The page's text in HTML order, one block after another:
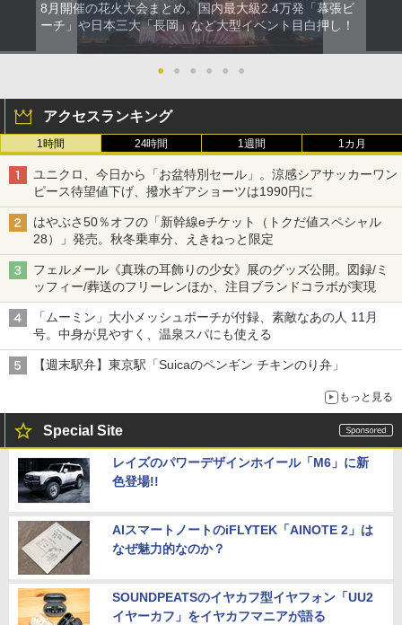
8月開催の花火大会まとめ。国内最大級2.4万発「幕張ビ
ーチ」や日本三大「長岡」など大型イベント目白押し！
● ● ● ● ● ●
アクセスランキング
1時間 24時間 1週間 1カ月
ユニクロ、今日から「お盆特別セール」。涼感シアサッカーワン
ピース待望値下げ、撥水ギアショーツは1990円に
はやぶさ50％オフの「新幹線eチケット（トクだ値スペシャル
28）」発売。秋冬乗車分、えきねっと限定
フェルメール《真珠の耳飾りの少女》展のグッズ公開。図録/ミ
ッフィー/葬送のフリーレンほか、注目ブランドコラボが実現
「ムーミン」大小メッシュポーチが付録、素敵なあの人 11月
号。中身が見やすく、温泉スパにも使える
【週末駅弁】東京駅「Suicaのペンギン チキンのり弁」
もっと見る
Special Site
レイズのパワーデザインホイール「M6」に新
色登場!!
AIスマートノートのiFLYTEK「AINOTE 2」は
なぜ魅力的なのか？
SOUNDPEATSのイヤカフ型イヤフォン「UU2
イヤーカフ」をイヤカフマニアが語る